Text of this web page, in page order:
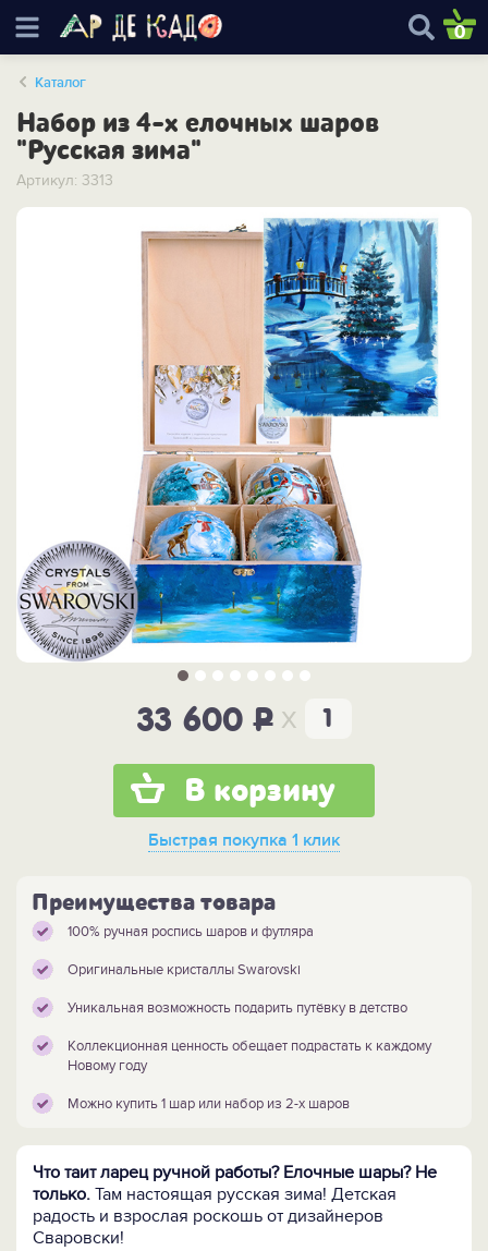
0
Каталог
Набор из 4-х елочных шаров
"Русская зима"
Артикул: 3313
33 600P x
В корзину
Быстрая покупка 1 клик
Преимущества товара
100% ручная роспись шаров и футляра
Оригинальные кристаллы Swarovski
Уникальная возможность подарить путёвку в детство
Коллекционная ценность обещает подрастать к каждому
Новому году
Можно купить 1 шар или набор из 2-х шаров
Что таит ларец ручной работы? Елочные шары? Не
только. Там настоящая русская зима! Детская
радость и взрослая роскошь от дизайнеров
Сваровски!